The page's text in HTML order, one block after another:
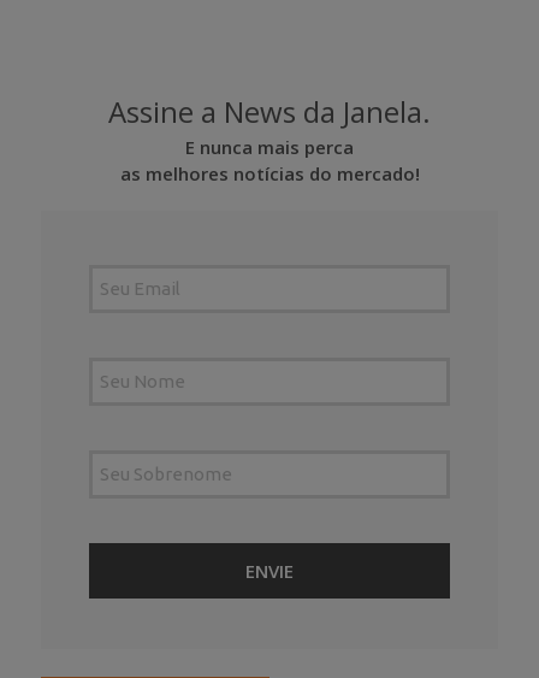
Assine a News da Janela.
E nunca mais perca
as melhores notícias do mercado!